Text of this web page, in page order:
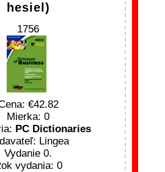
hesiel)
1756
42.82
Mierka: 0
PC Dictionaries
Lingea
Vydanie 0.
vydania: 0